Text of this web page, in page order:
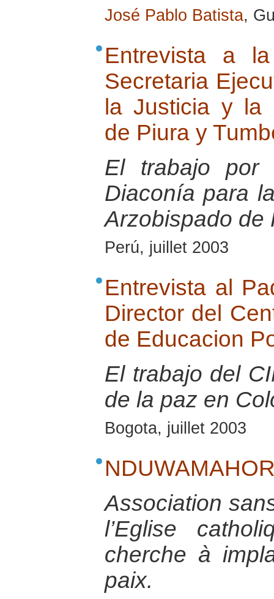
José Pablo Batista,
Entrevista a
Secretaria
la Justicia y la
de Piura y
El trabajo
Diaconía para
Arzobispado de
Perú, juillet 2003
Entrevista al
Director del
de Educacion
El trabajo del
de la paz en
Bogota, juillet 2003
Association
l’Eglise
cherche à
paix.